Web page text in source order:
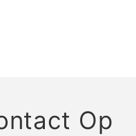
Op